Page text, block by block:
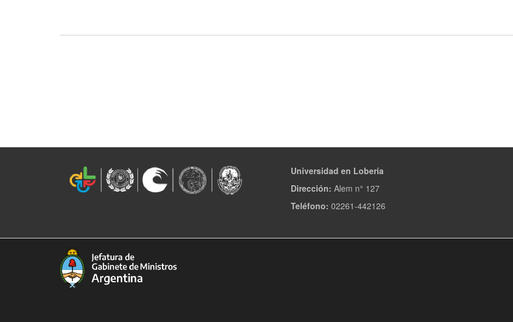
Universidad en Lobería
Dirección: Alem n° 127
Teléfono: 02261-442126